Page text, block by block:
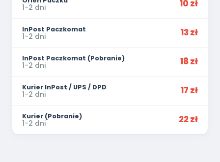
1-2 dni 10 zł
InPost Paczkomat
1-2 dni 13 zł
InPost Paczkomat (Pobranie)
1-2 dni 18 zł
Kurier InPost / UPS / DPD
1-2 dni 17 zł
Kurier (Pobranie)
1-2 dni 22 zł